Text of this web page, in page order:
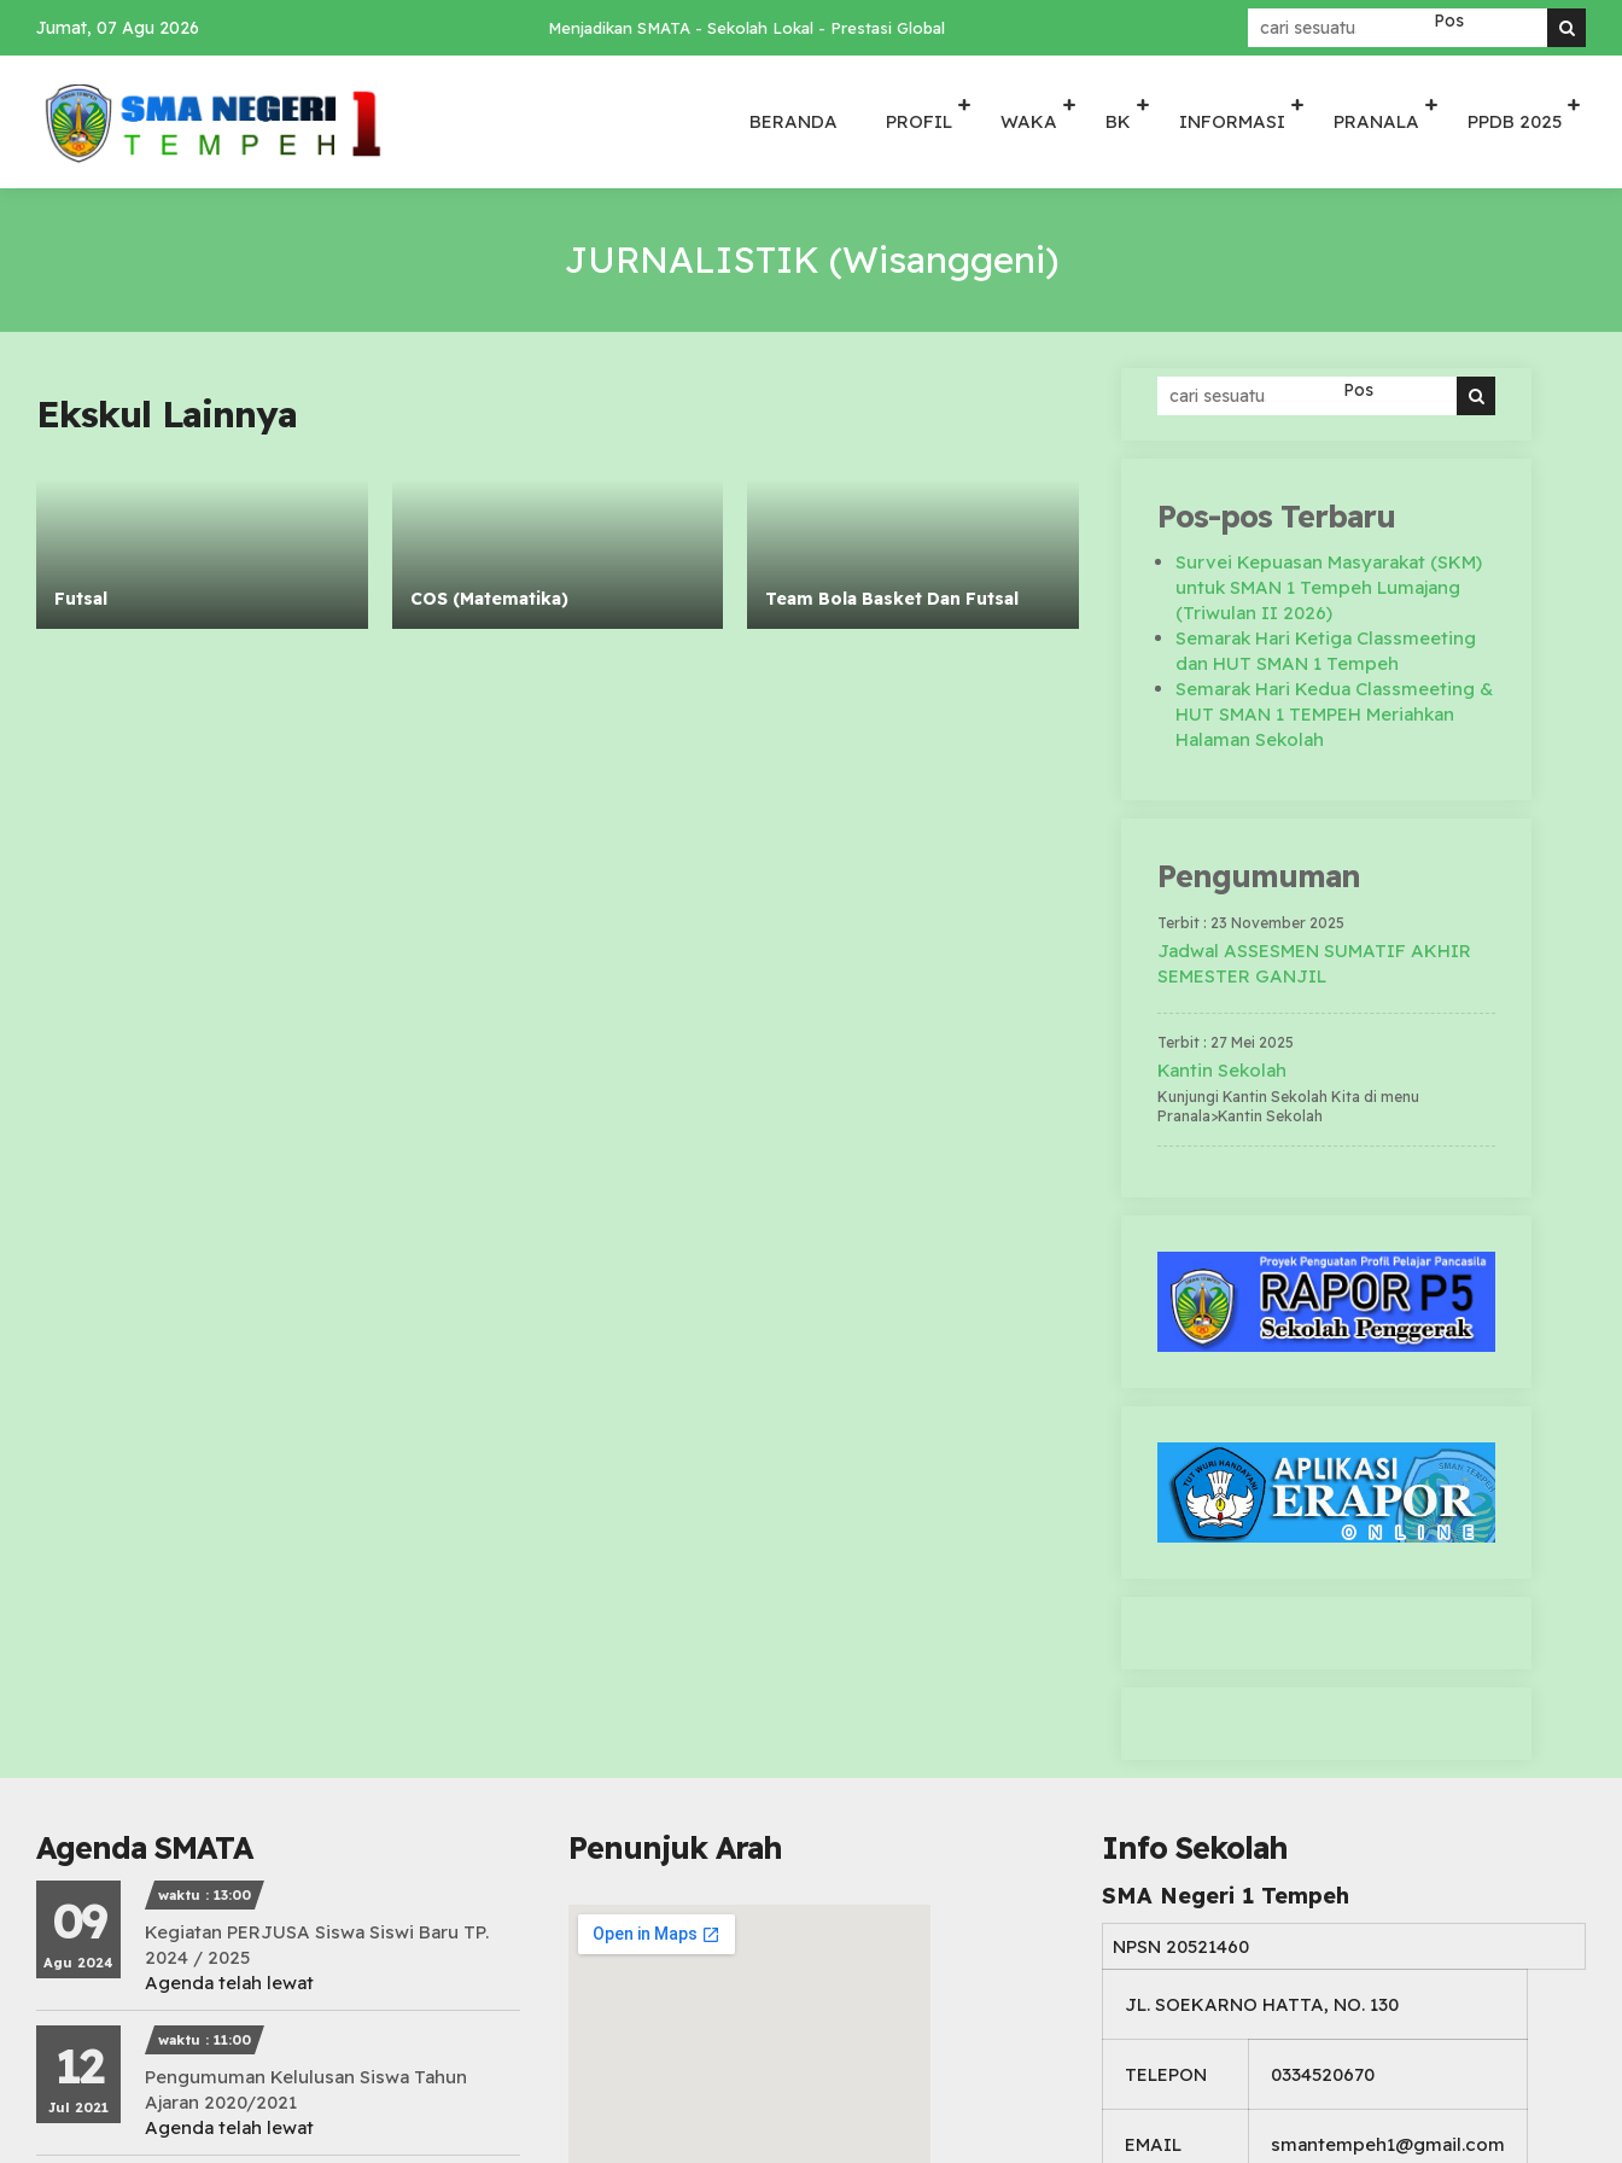
Jumat, 07 Agu 2026 Menjadikan SMATA -
Menjadikan SMATA - Sekolah Lokal - Prestasi Global
BERANDA PROFIL WAKA BK INFORMASI PRANALA PPDB 2025
JURNALISTIK (Wisanggeni)
Ekskul Lainnya
Futsal COS (Matematika) Team Bola Basket Dan Futsal
Pos-pos Terbaru
Survei Kepuasan Masyarakat (SKM)
untuk SMAN 1 Tempeh Lumajang
(Triwulan II 2026)
Semarak Hari Ketiga Classmeeting
dan HUT SMAN 1 Tempeh
Semarak Hari Kedua Classmeeting &
HUT SMAN 1 TEMPEH Meriahkan
Halaman Sekolah
Pengumuman
Terbit : 23 November 2025
Jadwal ASSESMEN SUMATIF AKHIR
SEMESTER GANJIL
Terbit : 27 Mei 2025
Kantin Sekolah
Kunjungi Kantin Sekolah Kita di menu
Pranala>Kantin Sekolah
Agenda SMATA
09
Agu 2024
waktu : 13:00
Kegiatan PERJUSA Siswa Siswi Baru TP.
2024 / 2025
Agenda telah lewat
12
Jul 2021
waktu : 11:00
Pengumuman Kelulusan Siswa Tahun
Ajaran 2020/2021
Agenda telah lewat
Penunjuk Arah Info Sekolah
SMA Negeri 1 Tempeh
NPSN 20521460
JL. SOEKARNO HATTA, NO. 130
TELEPON 0334520670
EMAIL smantempeh1@gmail.com